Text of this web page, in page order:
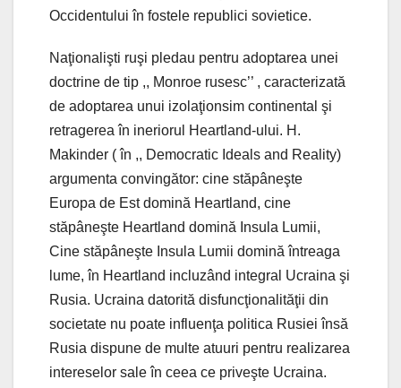
Occidentului în fostele republici sovietice.
Naţionalişti ruşi pledau pentru adoptarea unei
doctrine de tip ,, Monroe rusesc’’ , caracterizată
de adoptarea unui izolaţionsim continental şi
retragerea în ineriorul Heartland-ului. H.
Makinder ( în ,, Democratic Ideals and Reality)
argumenta convingător: cine stăpâneşte
Europa de Est domină Heartland, cine
stăpâneşte Heartland domină Insula Lumii,
Cine stăpâneşte Insula Lumii domină întreaga
lume, în Heartland incluzând integral Ucraina şi
Rusia. Ucraina datorită disfuncţionalităţii din
societate nu poate influenţa politica Rusiei însă
Rusia dispune de multe atuuri pentru realizarea
intereselor sale în ceea ce priveşte Ucraina.